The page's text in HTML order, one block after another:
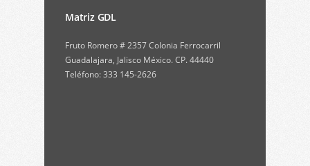
Matriz GDL
Fruto Romero # 2357 Colonia Ferrocarril
Guadalajara, Jalisco México. CP. 44440
Teléfono: 333 145-2626